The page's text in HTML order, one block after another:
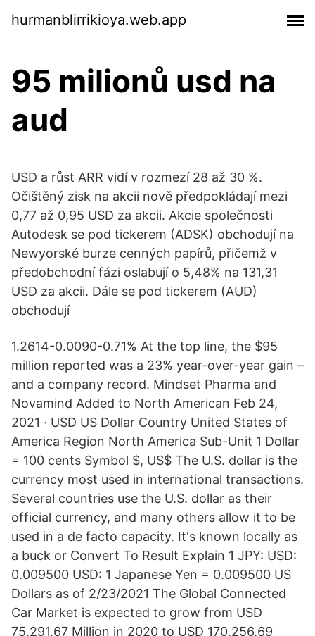
hurmanblirrikioya.web.app
95 milionů usd na
aud
USD a růst ARR vidí v rozmezí 28 až 30 %.
Očištěný zisk na akcii nově předpokládají mezi
0,77 až 0,95 USD za akcii. Akcie společnosti
Autodesk se pod tickerem (ADSK) obchodují na
Newyorské burze cenných papírů, přičemž v
předobchodní fázi oslabují o 5,48% na 131,31
USD za akcii. Dále se pod tickerem (AUD)
obchodují
1.2614-0.0090-0.71% At the top line, the $95
million reported was a 23% year-over-year gain –
and a company record. Mindset Pharma and
Novamind Added to North American Feb 24,
2021 · USD US Dollar Country United States of
America Region North America Sub-Unit 1 Dollar
= 100 cents Symbol $, US$ The U.S. dollar is the
currency most used in international transactions.
Several countries use the U.S. dollar as their
official currency, and many others allow it to be
used in a de facto capacity. It's known locally as
a buck or Convert To Result Explain 1 JPY: USD:
0.009500 USD: 1 Japanese Yen = 0.009500 US
Dollars as of 2/23/2021 The Global Connected
Car Market is expected to grow from USD
75,291.67 Million in 2020 to USD 170,256.69